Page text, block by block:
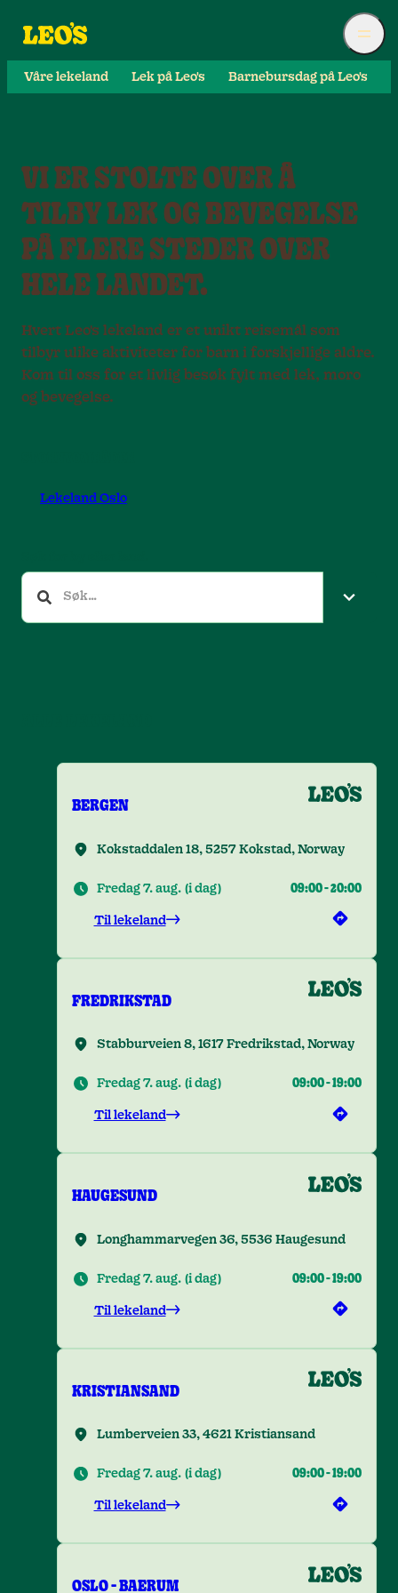
Våre lekeland Lek på Leo's Barnebursdag på Leo's
VI ER STOLTE OVER Å
TILBY LEK OG BEVEGELSE
PÅ FLERE STEDER OVER
HELE LANDET.
Hvert Leo's lekeland er et unikt reisemål som
tilbyr ulike aktiviteter for barn i forskjellige aldre.
Kom til oss for et livlig besøk fylt med lek, moro
og bevegelse.
Lekeland Oslo
BERGEN
Kokstaddalen 18, 5257 Kokstad, Norway
Fredag 7. aug. (i dag) 09:00-20:00
Til lekeland
FREDRIKSTAD
Stabburveien 8, 1617 Fredrikstad, Norway
Fredag 7. aug. (i dag) 09:00-19:00
Til lekeland
HAUGESUND
Longhammarvegen 36, 5536 Haugesund
Fredag 7. aug. (i dag) 09:00-19:00
Til lekeland
KRISTIANSAND
Lumberveien 33, 4621 Kristiansand
Fredag 7. aug. (i dag) 09:00-19:00
Til lekeland
OSLO - BAERUM